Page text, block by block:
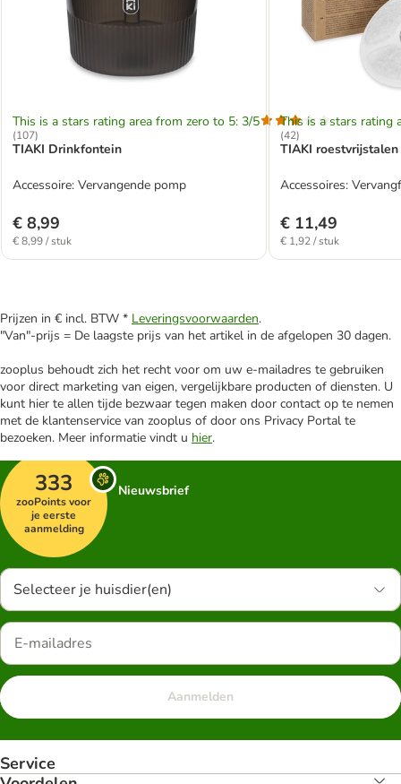
This is a stars rating area from zero to 5: 3/5
(107)
TIAKI Drinkfontein
Accessoire: Vervangende pomp
€ 8,99
€ 8,99 / stuk
This is a stars rating
(42)
TIAKI
Accessoires:
€ 11,49
€ 1,92 / stuk
Prijzen in € incl. BTW * Leveringsvoorwaarden.
"Van"-prijs = De laagste prijs van het artikel in de afgelopen 30 dagen.
zooplus behoudt zich het recht voor om uw e-mailadres te gebruiken
voor direct marketing van eigen, vergelijkbare producten of diensten. U
kunt hier te allen tijde bezwaar tegen maken door contact op te nemen
met de klantenservice van zooplus of door ons Privacy Portal te
bezoeken. Meer informatie vindt u hier.
333
zooPoints voor
je eerste
aanmelding
Nieuwsbrief
Selecteer je huisdier(en)
Aanmelden
Service